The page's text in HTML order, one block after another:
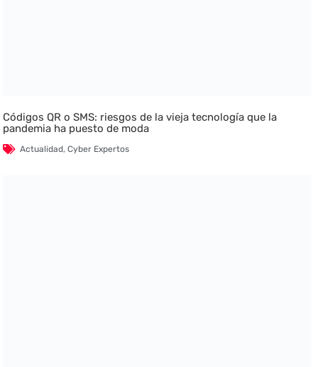
Códigos QR o SMS: riesgos de la vieja tecnología que la
pandemia ha puesto de moda
Actualidad,Cyber Expertos